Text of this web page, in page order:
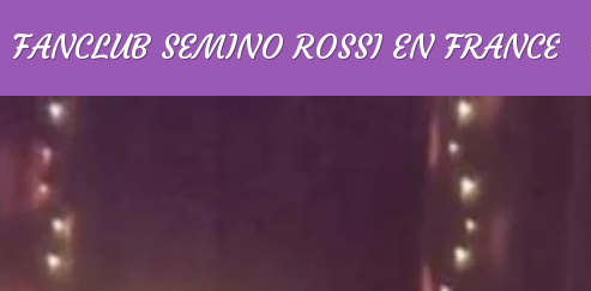
FANCLUB SEMINO ROSSI EN FRANCE